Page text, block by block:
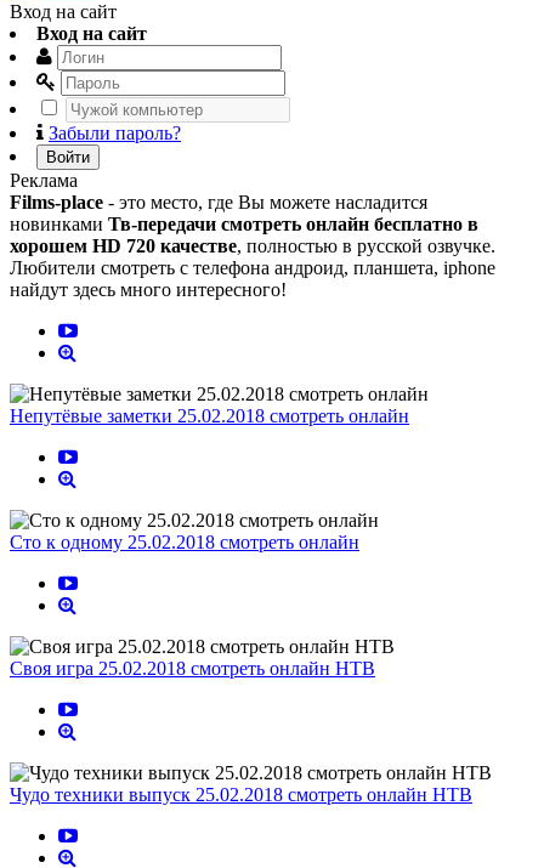
Вход на сайт
Вход на сайт
Забыли пароль?
Войти
Реклама
Films-place - это место, где Вы можете насладится
новинками Тв-передачи смотреть онлайн бесплатно в
хорошем HD 720 качестве, полностью в русской озвучке.
Любители смотреть с телефона андроид, планшета, iphone
найдут здесь много интересного!
Непутёвые заметки 25.02.2018 смотреть онлайн
Сто к одному 25.02.2018 смотреть онлайн
Своя игра 25.02.2018 смотреть онлайн НТВ
Чудо техники выпуск 25.02.2018 смотреть онлайн НТВ